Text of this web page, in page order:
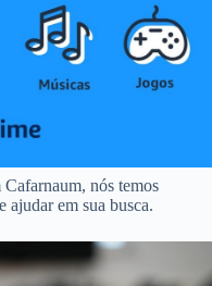
Cafarnaum, nós temos
ajudar em sua busca.